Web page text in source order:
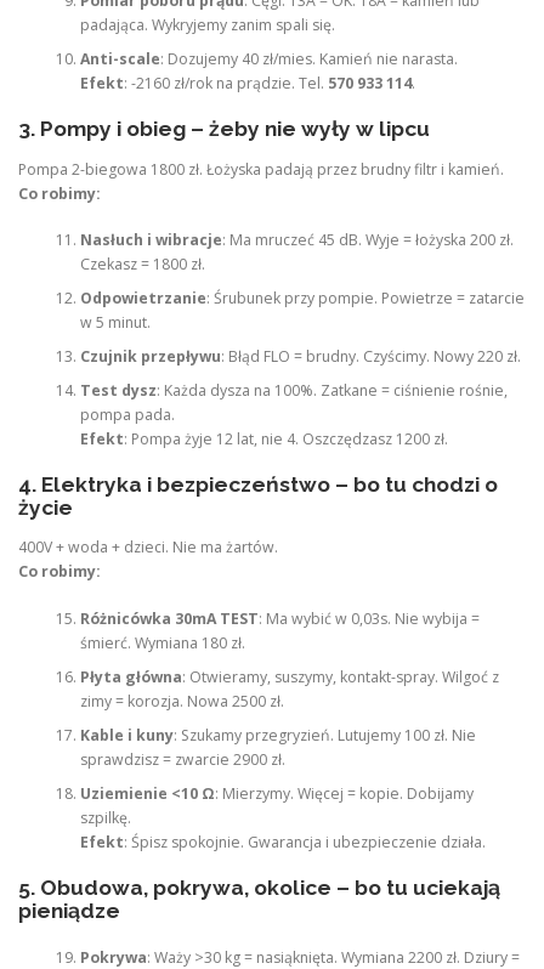
padająca. Wykryjemy zanim spali się.
Anti-scale: Dozujemy 40 zł/mies. Kamień nie narasta.
Efekt: -2160 zł/rok na prądzie. Tel. 570 933 114.
3. Pompy i obieg – żeby nie wyły w lipcu
Pompa 2-biegowa 1800 zł. Łożyska padają przez brudny filtr i kamień.
Co robimy:
Nasłuch i wibracje: Ma mruczeć 45 dB. Wyje = łożyska 200 zł.
Czekasz = 1800 zł.
Odpowietrzanie: Śrubunek przy pompie. Powietrze = zatarcie
w 5 minut.
Czujnik przepływu: Błąd FLO = brudny. Czyścimy. Nowy 220 zł.
Test dysz: Każda dysza na 100%. Zatkane = ciśnienie rośnie,
pompa pada.
Efekt: Pompa żyje 12 lat, nie 4. Oszczędzasz 1200 zł.
4. Elektryka i bezpieczeństwo – bo tu chodzi o
życie
400V + woda + dzieci. Nie ma żartów.
Co robimy:
Różnicówka 30mA TEST: Ma wybić w 0,03s. Nie wybija =
śmierć. Wymiana 180 zł.
Płyta główna: Otwieramy, suszymy, kontakt-spray. Wilgoć z
zimy = korozja. Nowa 2500 zł.
Kable i kuny: Szukamy przegryzień. Lutujemy 100 zł. Nie
sprawdzisz = zwarcie 2900 zł.
Uziemienie <10 Ω: Mierzymy. Więcej = kopie. Dobijamy
szpilkę.
Efekt: Śpisz spokojnie. Gwarancja i ubezpieczenie działa.
5. Obudowa, pokrywa, okolice – bo tu uciekają
pieniądze
Pokrywa: Waży >30 kg = nasiąknięta. Wymiana 2200 zł. Dziury =